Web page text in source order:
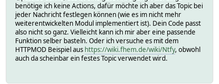
benötige ich keine Actions, dafür möchte ich aber das Topic bei
jeder Nachricht festlegen können (wie es im nicht mehr
weiterentwickelten Modul implementiert ist). Dein Code passt
also nicht so ganz. Vielleicht kann ich mir aber eine passende
Funktion selber basteln. Oder ich versuche es mit dem
HTTPMOD Beispiel aus https://wiki.fhem.de/wiki/Ntfy, obwohl
auch da scheinbar ein festes Topic verwendet wird.